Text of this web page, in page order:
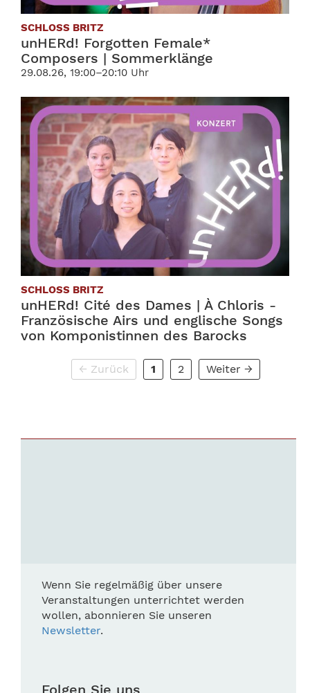
SCHLOSS BRITZ
unHERd! Forgotten Female*
Composers | Sommerklänge
29.08.26, 19:00–20:10 Uhr
SCHLOSS BRITZ
unHERd! Cité des Dames | À Chloris -
Französische Airs und englische Songs
von Komponistinnen des Barocks
← Zurück 1(aktuell)
2 Weiter →
Wenn Sie regelmäßig über unsere
Veranstaltungen unterrichtet werden
wollen, abonnieren Sie unseren
Newsletter.
Folgen Sie uns